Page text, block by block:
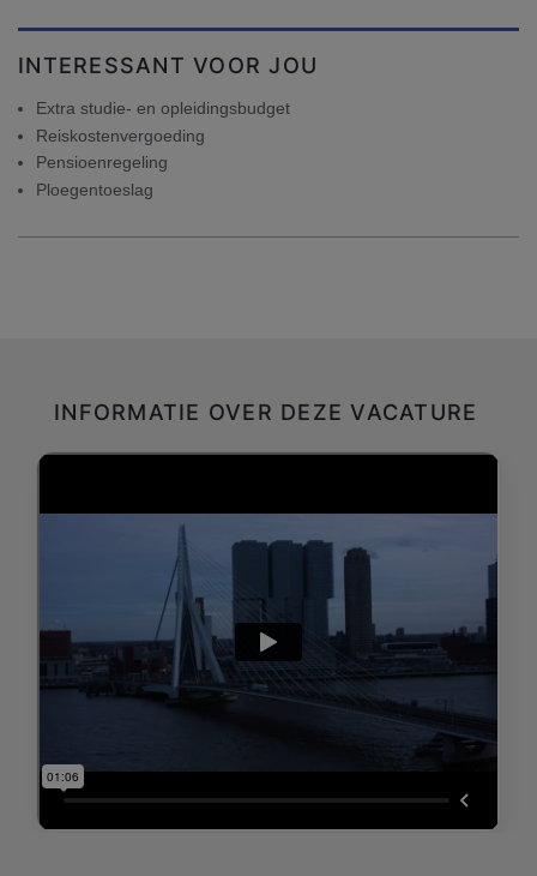
INTERESSANT VOOR JOU
Extra studie- en opleidingsbudget
Reiskostenvergoeding
Pensioenregeling
Ploegentoeslag
INFORMATIE OVER DEZE VACATURE